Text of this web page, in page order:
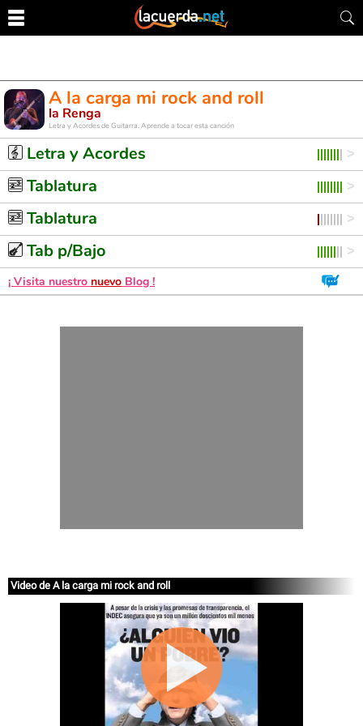
A la carga mi rock and roll
la Renga
Letra y Acordes de Guitarra. Aprende a tocar esta canción
Letra y Acordes
Tablatura
Tablatura
Tab p/Bajo
¡ Visita nuestro nuevo Blog !
Video de A la carga mi rock and roll